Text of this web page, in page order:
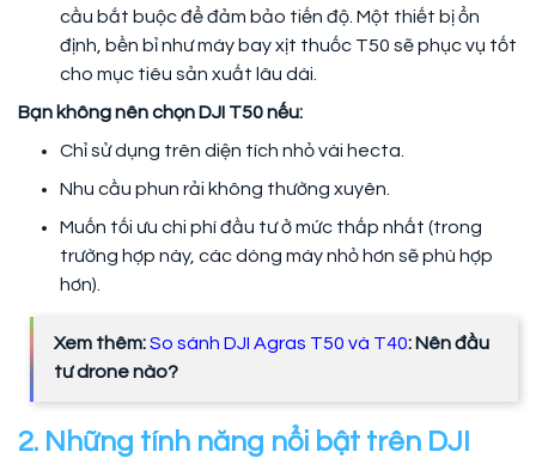
cầu bắt buộc để đảm bảo tiến độ. Một thiết bị ổn
định, bền bỉ như máy bay xịt thuốc T50 sẽ phục vụ tốt
cho mục tiêu sản xuất lâu dài.
Bạn không nên chọn DJI T50 nếu:
Chỉ sử dụng trên diện tích nhỏ vài hecta.
Nhu cầu phun rải không thường xuyên.
Muốn tối ưu chi phí đầu tư ở mức thấp nhất (trong
trường hợp này, các dòng máy nhỏ hơn sẽ phù hợp
hơn).
Xem thêm:So sánh DJI Agras T50 và T40: Nên đầu
tư drone nào?
2. Những tính năng nổi bật trên DJI